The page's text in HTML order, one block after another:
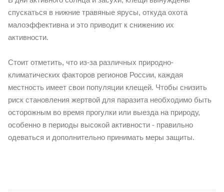
спускаться в нижние травяные ярусы, откуда охота
малоэффективна и это приводит к снижению их
активности.
Стоит отметить, что из-за различных природно-
климатических факторов регионов России, каждая
местность имеет свои популяции клещей. Чтобы снизить
риск становления жертвой для паразита необходимо быть
осторожным во время прогулки или выезда на природу,
особенно в периоды высокой активности - правильно
одеваться и дополнительно принимать меры защиты.